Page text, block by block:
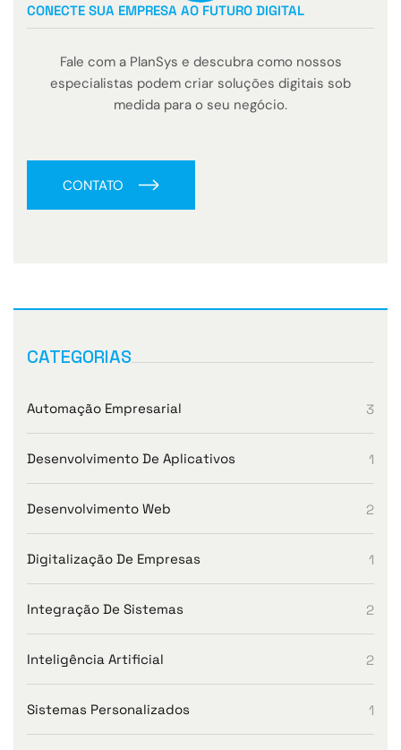
CONECTE SUA EMPRESA AO FUTURO DIGITAL
Fale com a PlanSys e descubra como nossos
especialistas podem criar soluções digitais sob
medida para o seu negócio.
CONTATO
CATEGORIAS
Automação Empresarial 3
Desenvolvimento De Aplicativos 1
Desenvolvimento Web 2
Digitalização De Empresas 1
Integração De Sistemas 2
Inteligência Artificial 2
Sistemas Personalizados 1